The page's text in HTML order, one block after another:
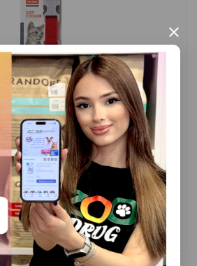
×
Цена
Купить
10.20
КУПИТЬ